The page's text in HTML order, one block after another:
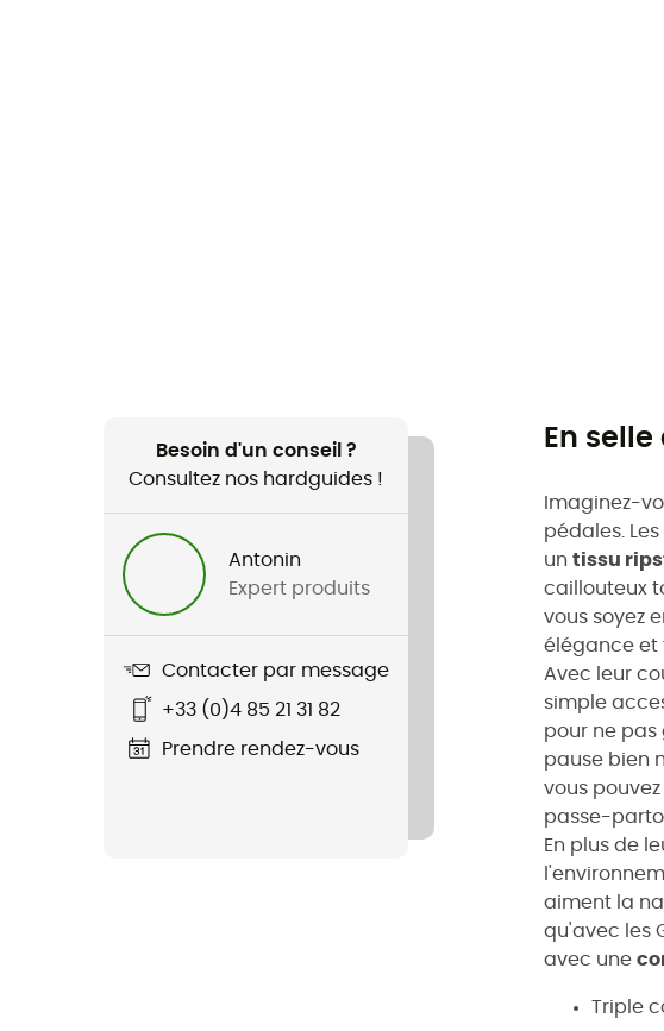
Besoin d'un conseil ?
Consultez nos hardguides !
Antonin
Expert produits
Contacter par message
+33 (0)4 85 21 31 82
Prendre rendez-vous
En
Imaginez-
pédales. Les
un tissu
caillouteux
vous soyez
élégance et
Avec leur
simple
pour ne pas
pause bien
vous
passe-
En plus de
aiment la
qu'avec les
avec une
Triple